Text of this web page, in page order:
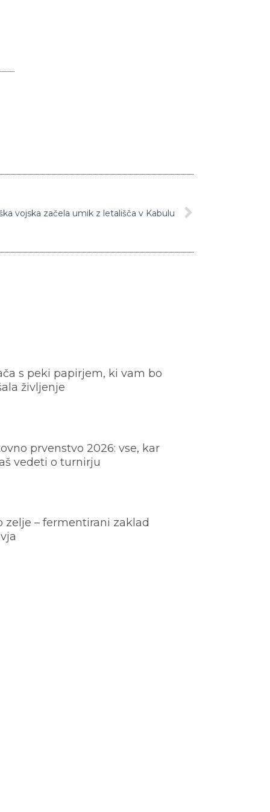
vojska začela umik z letališča v Kabulu
s peki papirjem, ki vam bo
življenje
prvenstvo 2026: vse, kar
vedeti o turnirju
zelje – fermentirani zaklad